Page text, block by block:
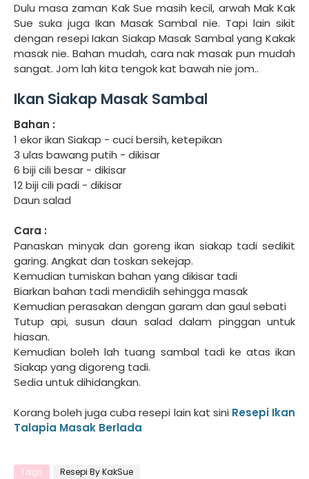
Dulu masa zaman Kak Sue masih kecil, arwah Mak Kak
Sue suka juga Ikan Masak Sambal nie. Tapi lain sikit
dengan resepi Iakan Siakap Masak Sambal yang Kakak
masak nie. Bahan mudah, cara nak masak pun mudah
sangat. Jom lah kita tengok kat bawah nie jom..
Ikan Siakap Masak Sambal
Bahan :
1 ekor ikan Siakap - cuci bersih, ketepikan
3 ulas bawang putih - dikisar
6 biji cili besar - dikisar
12 biji cili padi - dikisar
Daun salad
Cara :
Panaskan minyak dan goreng ikan siakap tadi sedikit
garing. Angkat dan toskan sekejap.
Kemudian tumiskan bahan yang dikisar tadi
Biarkan bahan tadi mendidih sehingga masak
Kemudian perasakan dengan garam dan gaul sebati
Tutup api, susun daun salad dalam pinggan untuk
hiasan.
Kemudian boleh lah tuang sambal tadi ke atas ikan
Siakap yang digoreng tadi.
Sedia untuk dihidangkan.
Korang boleh juga cuba resepi lain kat sini Resepi Ikan
Talapia Masak Berlada
Tags Resepi By KakSue